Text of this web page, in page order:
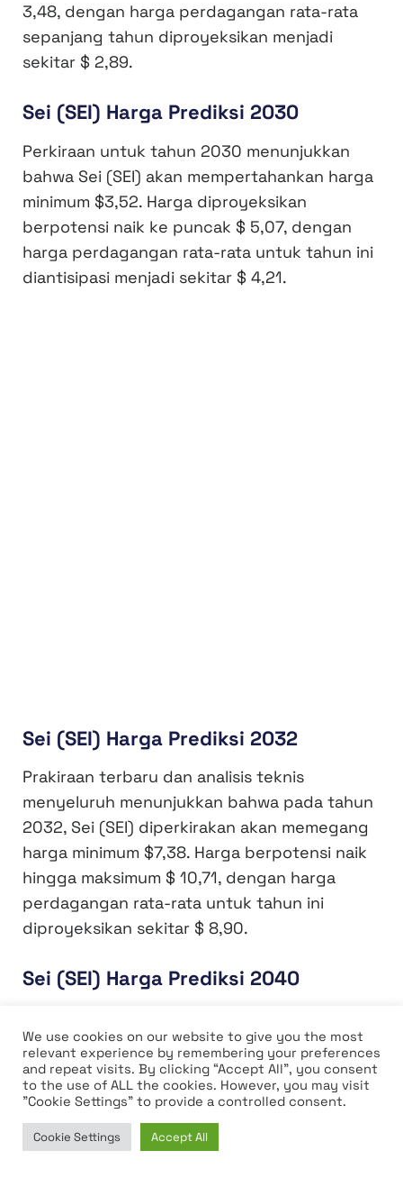
3,48, dengan harga perdagangan rata-rata
sepanjang tahun diproyeksikan menjadi
sekitar $ 2,89.
Sei (SEI) Harga Prediksi 2030
Perkiraan untuk tahun 2030 menunjukkan
bahwa Sei (SEI) akan mempertahankan harga
minimum $3,52. Harga diproyeksikan
berpotensi naik ke puncak $ 5,07, dengan
harga perdagangan rata-rata untuk tahun ini
diantisipasi menjadi sekitar $ 4,21.
Sei (SEI) Harga Prediksi 2032
Prakiraan terbaru dan analisis teknis
menyeluruh menunjukkan bahwa pada tahun
2032, Sei (SEI) diperkirakan akan memegang
harga minimum $7,38. Harga berpotensi naik
hingga maksimum $ 10,71, dengan harga
perdagangan rata-rata untuk tahun ini
diproyeksikan sekitar $ 8,90.
Sei (SEI) Harga Prediksi 2040
2040, Sei (SEI) diantisipasi untuk
mempertahankan harga minimum $47,76.
Harga diproyeksikan berpotensi mencapai
maksimum $69,31, dengan harga
perdagangan rata-rata yang diharapkan
Home News
We use cookies on our website to give you the most
relevant experience by remembering your preferences
and repeat visits. By clicking “Accept All”, you consent
to the use of ALL the cookies. However, you may visit
"Cookie Settings" to provide a controlled consent.
Cookie Settings Accept All